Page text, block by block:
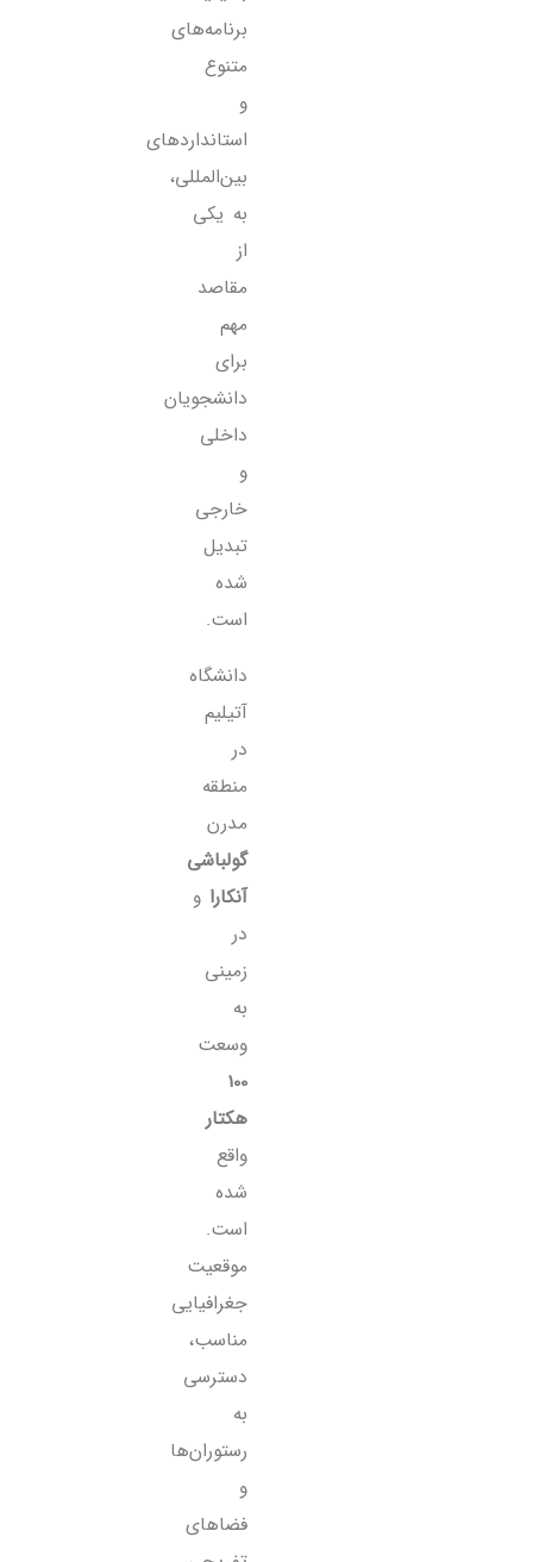
برنامه‌های
متنوع
و
استانداردهای
بین‌المللی،
به یکی
از
مقاصد
مهم
برای
دانشجویان
داخلی
و
خارجی
تبدیل
شده
است.
دانشگاه
آتیلیم
در
منطقه‌
مدرن
گولباشی
آنکارا و
در
زمینی
به
وسعت
100
هکتار
واقع
شده
است.
موقعیت
جغرافیایی
مناسب،
دسترسی
به
رستوران‌ها
و
فضاهای